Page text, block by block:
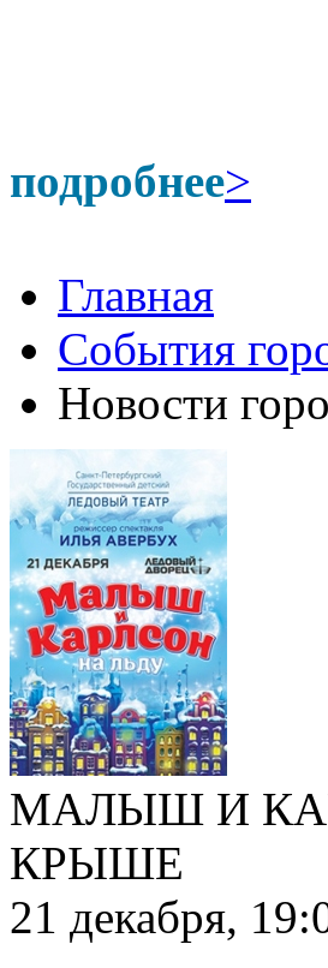
подробнее>
Главная
События
Новости
МАЛЫШ И
КРЫШЕ
21 декабря,